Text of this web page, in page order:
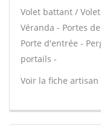
Volet battant /
Véranda - Portes
Porte d'entrée -
portails -
Voir la fiche artisan